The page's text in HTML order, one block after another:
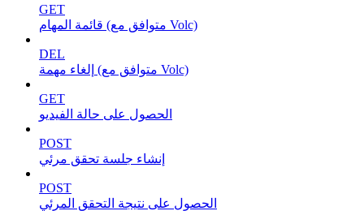
GET
قائمة المهام (متوافق مع Volc)
DEL
إلغاء مهمة (متوافق مع Volc)
GET
الحصول على حالة الفيديو
POST
إنشاء جلسة تحقق مرئي
POST
الحصول على نتيجة التحقق المرئي